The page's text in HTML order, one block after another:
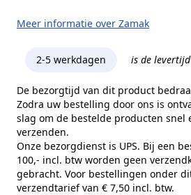
Meer informatie over Zamak
2-5 werkdagen is de
De bezorgtijd van dit product
Zodra uw bestelling door ons is
slag om de bestelde producten snel
verzenden.
Onze bezorgdienst is UPS. Bij een
100,- incl. btw worden geen
gebracht. Voor bestellingen onder
verzendtarief van € 7,50 incl. btw.